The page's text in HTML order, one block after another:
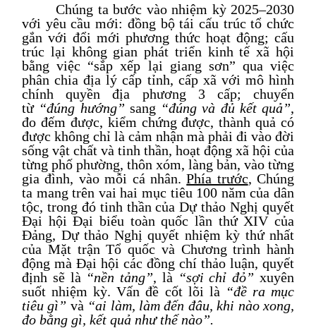
Chúng ta bước vào nhiệm kỳ 2025–2030
với yêu cầu mới: đồng bộ tái cấu trúc tổ chức
gắn với đổi mới phương thức hoạt động; cấu
trúc lại không gian phát triển kinh tế xã hội
bằng việc “sắp xếp lại giang sơn” qua việc
phân chia địa lý cấp tỉnh, cấp xã với mô hình
chính quyền địa phương 3 cấp; chuyển
từ “đúng hướng” sang “đúng và đủ kết quả”,
đo đếm được, kiểm chứng được, thành quả có
được không chỉ là cảm nhận mà phải đi vào đời
sống vật chất và tinh thần, hoạt động xã hội của
từng phố phường, thôn xóm, làng bản, vào từng
gia đình, vào mỗi cá nhân.Phía trước, Chúng
ta mang trên vai hai mục tiêu 100 năm của dân
tộc, trong đótinh thần của Dự thảo Nghị quyết
Đại hộiĐại biểu toàn quốc lần thứ XIV của
Đảng, Dự thảo Nghị quyết nhiệm kỳ thứ nhất
của Mặt trận Tổ quốc và Chương trình hành
động mà Đại hội các đồng chí thảo luận, quyết
định sẽ là “nền tảng”, là “sợi chỉ đỏ” xuyên
suốt nhiệm kỳ. Vấn đề cốt lõi là “đề ra mục
tiêu gì” và “ai làm, làm đến đâu, khi nào xong,
đo bằng gì, kết quả như thế nào”.